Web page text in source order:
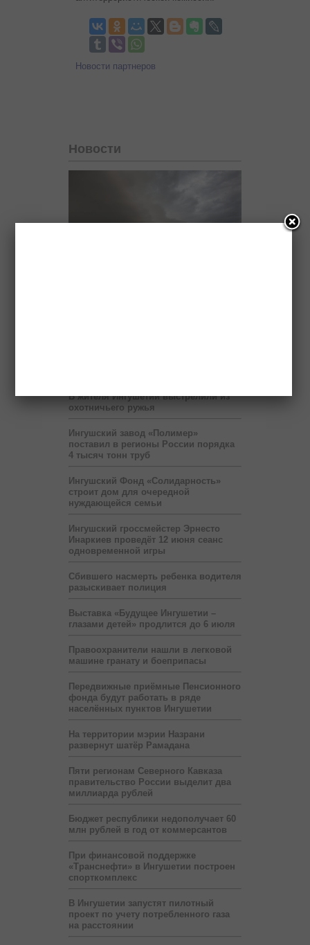
Новости партнеров
Новости
В жителя Ингушетии выстрелили из
охотничьего ружья
Ингушский завод «Полимер»
поставил в регионы России порядка
4 тысяч тонн труб
Ингушский Фонд «Солидарность»
строит дом для очередной
нуждающейся семьи
Ингушский гроссмейстер Эрнесто
Инаркиев проведёт 12 июня сеанс
одновременной игры
Сбившего насмерть ребенка водителя
разыскивает полиция
Выставка «Будущее Ингушетии –
глазами детей» продлится до 6 июля
Правоохранители нашли в легковой
машине гранату и боеприпасы
Передвижные приёмные Пенсионного
фонда будут работать в ряде
населённых пунктов Ингушетии
На территории мэрии Назрани
развернут шатёр Рамадана
Пяти регионам Северного Кавказа
правительство России выделит два
миллиарда рублей
Бюджет республики недополучает 60
млн рублей в год от коммерсантов
При финансовой поддержке
«Транснефти» в Ингушетии построен
спорткомплекс
В Ингушетии запустят пилотный
проект по учету потребленного газа
на расстоянии